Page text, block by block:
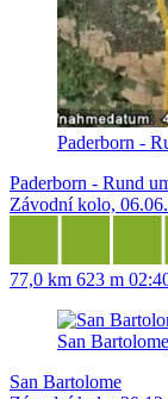
Paderborn -
Paderborn - Rund
Závodní kolo,
77,0 km 623 m
San Bartolome
San Bartolome